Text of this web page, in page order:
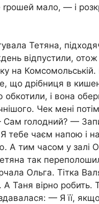
мало, — і
Тетяна,
відпустили,
на
що дрібниця в
і вона
Чек мені
rолодний? —
тебе чаєм напою і
А тим часом у залі
так
Ольга. Тітка
Таня вірно робить.
— Я її,